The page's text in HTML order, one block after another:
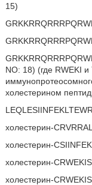
15)
NO: 18) (где RWEKI
холестерином
холестерин-
холестерин-
холестерин-
холестерин-